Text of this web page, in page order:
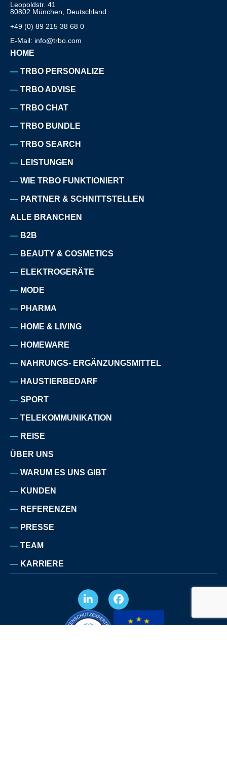
Leopoldstr. 41
80802 München, Deutschland
+49 (0) 89 215 38 68 0
E-Mail: info@trbo.com
HOME
TRBO PERSONALIZE
TRBO ADVISE
TRBO CHAT
TRBO BUNDLE
TRBO SEARCH
LEISTUNGEN
WIE TRBO FUNKTIONIERT
PARTNER & SCHNITTSTELLEN
ALLE BRANCHEN
B2B
BEAUTY & COSMETICS
ELEKTROGERÄTE
MODE
PHARMA
HOME & LIVING
HOMEWARE
NAHRUNGS- ERGÄNZUNGSMITTEL
HAUSTIERBEDARF
SPORT
TELEKOMMUNIKATION
REISE
ÜBER UNS
WARUM ES UNS GIBT
KUNDEN
REFERENZEN
PRESSE
TEAM
KARRIERE